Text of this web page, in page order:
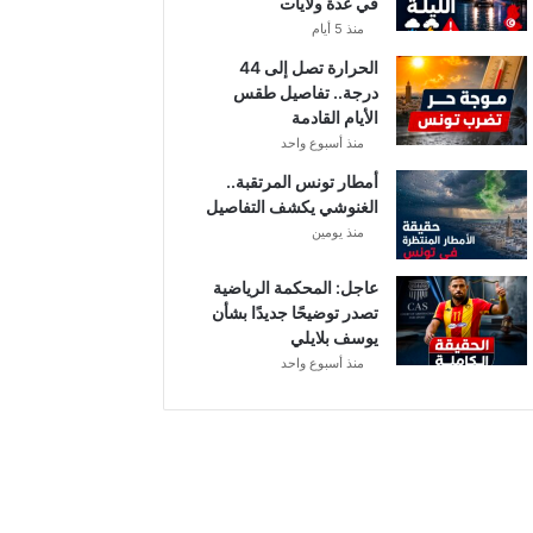
ر
ة
ا
ل
د
خ
ل
ي
ة
منذ 5 أيام
الحرارة تصل إلى 44
درجة.. تفاصيل طقس
الأيام القادمة
منذ أسبوع واحد
أمطار تونس المرتقبة..
الغنوشي يكشف التفاصيل
منذ يومين
عاجل: المحكمة الرياضية
تصدر توضيحًا جديدًا بشأن
يوسف بلايلي
منذ أسبوع واحد